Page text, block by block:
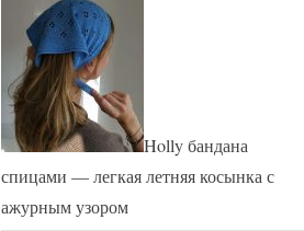
Holly бандана
спицами — легкая летняя косынка с
ажурным узором